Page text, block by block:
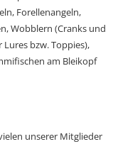
Forellenangeln,
Wobblern (Cranks und
bzw. Toppies),
am Bleikopf
unserer Mitglieder